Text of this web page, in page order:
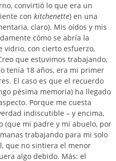
convirtió lo que era un
con kitchenette) en una
claro). Mis oídos y mis
cómo se abría la
vidrio, con cierto esfuerzo,
que estuvimos trabajando,
tenía 18 años, era mi primer
El caso es que el recuerdo
pésima memoria) ha llegado
Porque me cuesta
indiscutible – y encima,
(que mi padre y mi abuelo, por
trabajando para mi solo
que no sintiera el menor
algo debido. Más: el